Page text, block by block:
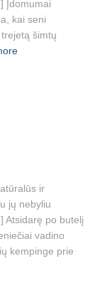
Įdomumai
kai seni
šimtų
ir
jų nebyliu
Atsidarę po butelį
vadino
kempinge prie